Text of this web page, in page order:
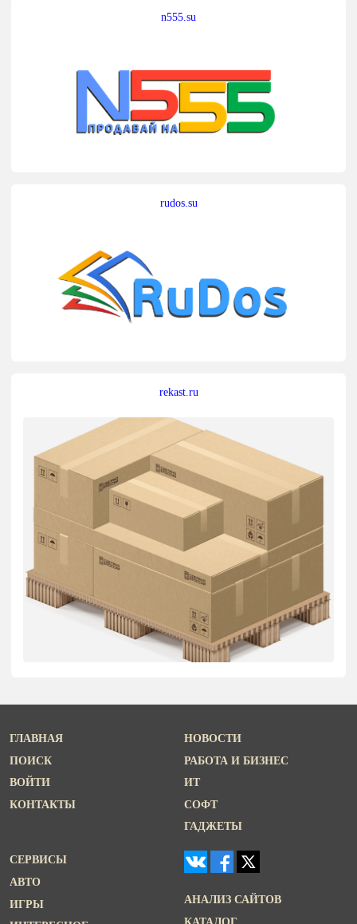
n555.su
rudos.su
rekast.ru
ГЛАВНАЯ
ПОИСК
ВОЙТИ
КОНТАКТЫ
НОВОСТИ
РАБОТА И БИЗНЕС
ИТ
СОФТ
ГАДЖЕТЫ
СЕРВИСЫ
АВТО
ИГРЫ
АНАЛИЗ САЙТОВ
КАТАЛОГ